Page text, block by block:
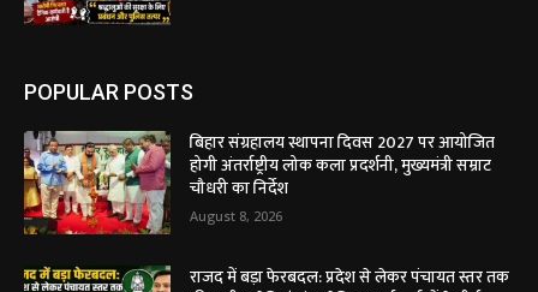
POPULAR POSTS
बिहार संग्रहालय स्थापना दिवस 2027 पर आयोजित
होगी अंतर्राष्ट्रीय लोक कला प्रदर्शनी, मुख्यमंत्री सम्राट
चौधरी का निर्देश
August 8, 2026
राजद में बड़ा फेरबदल: प्रदेश से लेकर पंचायत स्तर तक